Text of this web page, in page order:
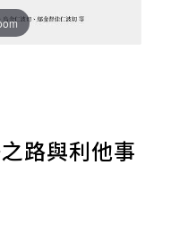
路與利他事